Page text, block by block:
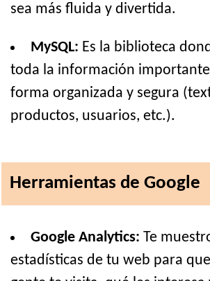
sea más fluida y divertida.
MySQL: Es la biblioteca
toda la información
forma organizada y segura
productos, usuarios, etc.).
Herramientas de Google
Google Analytics: Te
estadísticas de tu web para